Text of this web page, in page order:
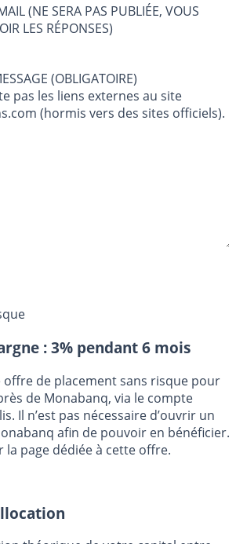
(NE SERA PAS PUBLIÉE, VOUS
LES RÉPONSES)
TEXTE DE VOTRE MESSAGE (OBLIGATOIRE)
pas les liens externes au site
(hormis vers des sites officiels).
: 3% pendant 6 mois
de placement sans risque pour
de Monabanq, via le compte
Il n’est pas nécessaire d’ouvrir un
afin de pouvoir en bénéficier.
page dédiée à cette offre.